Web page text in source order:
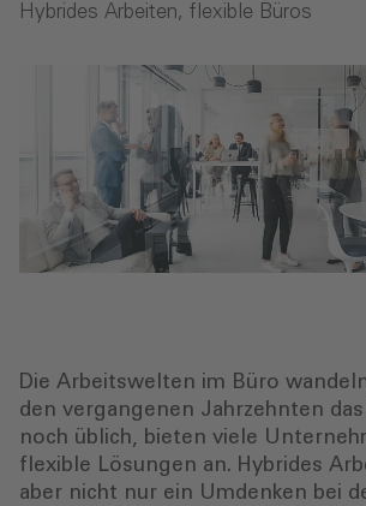
Hybrides Arbeiten, flexible Büros
Die Arbeitswelten im Büro
den vergangenen Jahrzehnten
noch üblich, bieten viele
flexible Lösungen an. Hybrides
aber nicht nur ein Umdenken bei